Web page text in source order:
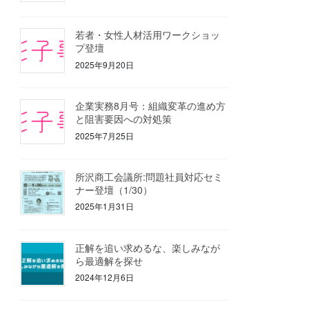
若者・女性人材活用ワークショッ
プ登壇
2025年9月20日
企業実務8月号：組織変革の進め方
と阻害要因への対処策
2025年7月25日
所沢商工会議所:問題社員対応セミ
ナー登壇（1/30）
2025年1月31日
正解を追い求めるな、楽しみなが
ら最適解を探せ
2024年12月6日